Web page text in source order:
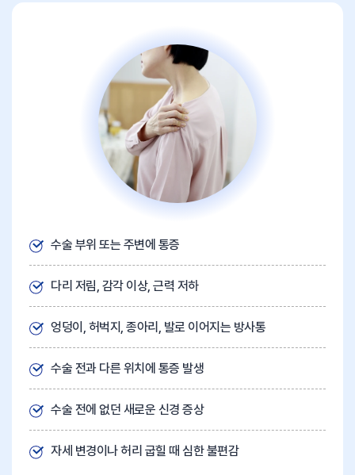
수술 부위 또는 주변에 통증
다리 저림, 감각 이상, 근력 저하
엉덩이, 허벅지, 종아리, 발로 이어지는 방사통
수술 전과 다른 위치에 통증 발생
수술 전에 없던 새로운 신경 증상
자세 변경이나 허리 굽힐 때 심한 불편감